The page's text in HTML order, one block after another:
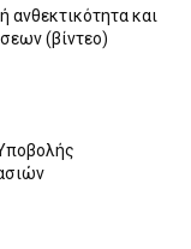
ανθεκτικότητα και
(βίντεο)